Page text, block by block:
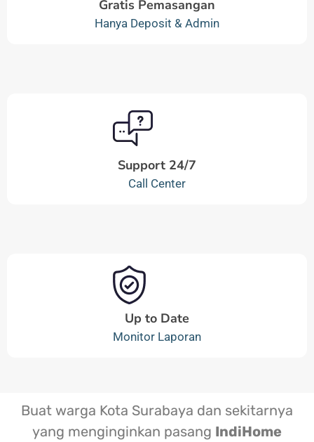
Gratis Pemasangan
Hanya Deposit & Admin
Support 24/7
Call Center
Up to Date
Monitor Laporan
Buat warga Kota Surabaya dan sekitarnya
yang menginginkan pasang IndiHome